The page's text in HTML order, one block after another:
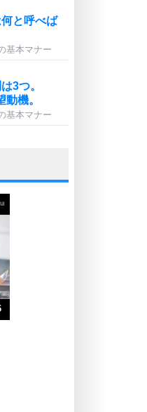
と呼べば
基本マナー
3つ。
機。
基本マナー
い。
は、行動